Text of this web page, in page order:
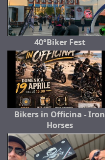
40°Biker Fest
Bikers in Officina - Iron
Horses